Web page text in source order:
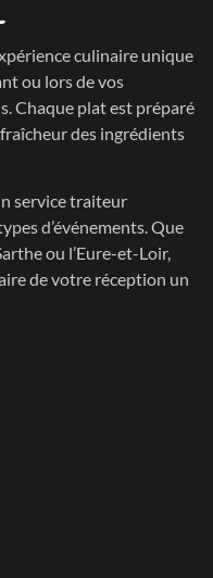
culinaire unique
ou lors de vos
Chaque plat est préparé
des ingrédients
service traiteur
d’événements. Que
ou l’Eure-et-Loir,
de votre réception un